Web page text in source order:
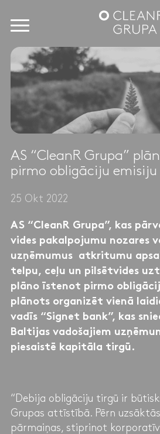
AS “CleanR Grupa”
pirmo obligāciju emisiju
25 Okt 2022
AS “CleanR Grupa”, kas
vides pakalpojumu nozares
uzņēmumus atkritumu
telpu, ceļu un pilsētvides
plāno īstenot pirmo
plānots organizēt vienā
vadīs “Signet bank”, kas
Baltijas vadošajiem
piesaistē kapitāla tirgū.
“Debija obligāciju tirgū ir
Grupas attīstībā. Pērn
pārmaiņas, stiprinot